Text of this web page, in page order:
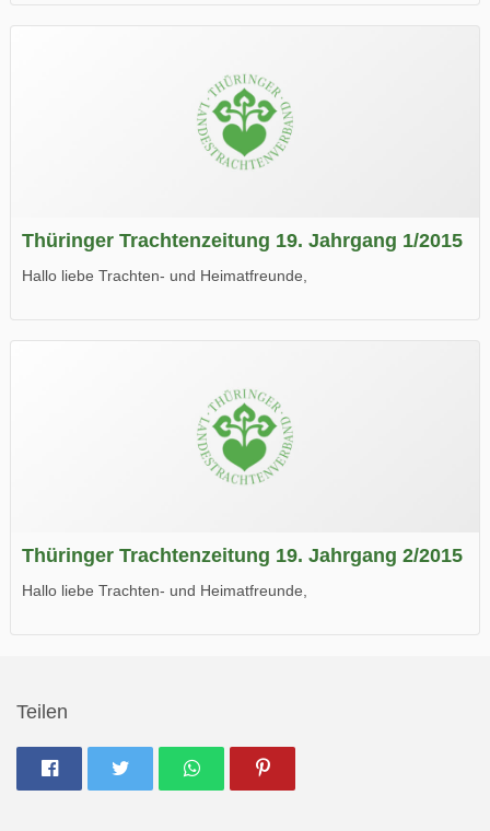
Wir wünschen Euch viel Spaß beim Lesen.
Thüringer Trachtenzeitung 19. Jahrgang 1/2015
Hallo liebe Trachten- und Heimatfreunde,
Wir wünschen Euch viel Spaß beim Lesen.
Thüringer Trachtenzeitung 19. Jahrgang 2/2015
Hallo liebe Trachten- und Heimatfreunde,
Teilen